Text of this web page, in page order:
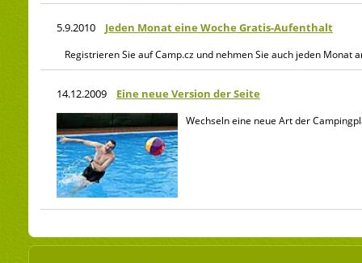
5.9.2010 Jeden Monat eine Woche Gratis-Aufenthalt
Registrieren Sie auf Camp.cz und nehmen Sie auch jeden
14.12.2009 Eine neue Version der Seite
Wechseln eine neue Art der